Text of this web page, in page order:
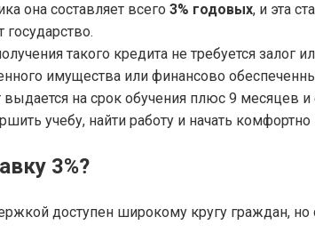
она составляет всего 3% годовых, и эта
государство.
такого кредита не требуется залог
имущества или финансово
выдается на срок обучения плюс 9 месяцев
учебу, найти работу и начать
3%?
доступен широкому кругу граждан,